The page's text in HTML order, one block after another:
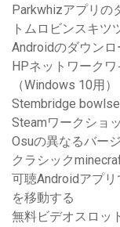
Parkwhizアプリの
トムロビンスキ
Androidのダウン
HPネットワーク
（Windows 10用）
Stembridge
Steamワークショ
Osuの異なるバー
クラシック
可聴Androidアプ
を移動する
無料ビデオスロッ